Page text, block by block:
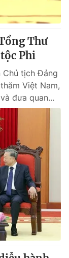
Thư
Phi
Chủ tịch Đảng
Việt Nam,
đưa quan...